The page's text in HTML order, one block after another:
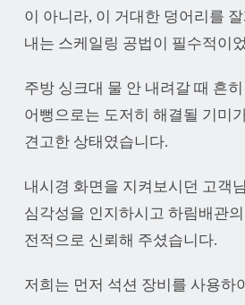
이 아니라, 이 거대한 덩어리를
내는 스케일링 공법이 필수적이
주방 싱크대 물 안 내려갈 때 흔
어뻥으로는 도저히 해결될 기미
견고한 상태였습니다.
내시경 화면을 지켜보시던 고객
심각성을 인지하시고 하림배관
전적으로 신뢰해 주셨습니다.
저희는 먼저 석션 장비를 사용하